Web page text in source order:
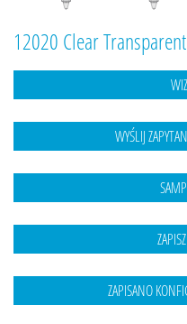
12020 Clear Transparent